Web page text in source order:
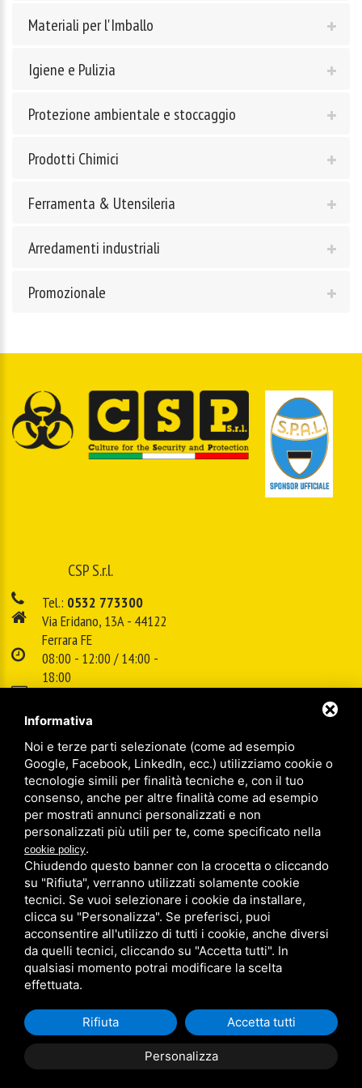
Materiali per l'Imballo
Igiene e Pulizia
Protezione ambientale e stoccaggio
Prodotti Chimici
Ferramenta & Utensileria
Arredamenti industriali
Promozionale
CSP S.r.l.
Tel.: 0532 773300
Via Eridano, 13A - 44122
Ferrara FE
08:00 - 12:00 / 14:00 -
18:00
info@cspsrl.biz
Sitemap / Privacy policy/Legal
Informativa
Noi e terze parti selezionate (come ad esempio
Google, Facebook, LinkedIn, ecc.) utilizziamo cookie o
tecnologie simili per finalità tecniche e, con il tuo
consenso, anche per altre finalità come ad esempio
per mostrati annunci personalizzati e non
personalizzati più utili per te, come specificato nella
cookie policy.
Chiudendo questo banner con la crocetta o cliccando
su "Rifiuta", verranno utilizzati solamente cookie
tecnici. Se vuoi selezionare i cookie da installare,
clicca su "Personalizza". Se preferisci, puoi
acconsentire all'utilizzo di tutti i cookie, anche diversi
da quelli tecnici, cliccando su "Accetta tutti". In
qualsiasi momento potrai modificare la scelta
effettuata.
Personalizza
Rifiuta Accetta tutti